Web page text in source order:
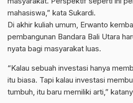
mahasiswa,” kata Sukardi.
Di akhir kuliah umum, Erwanto
pembangunan Bandara Bali Utara
nyata bagi masyarakat luas.
“Kalau sebuah investasi hanya
itu biasa. Tapi kalau investasi
tumbuh, itu baru memiliki arti,”